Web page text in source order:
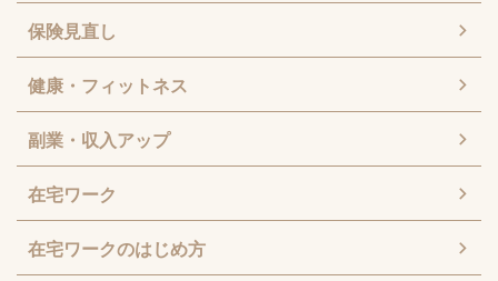
保険見直し
健康・フィットネス
副業・収入アップ
在宅ワーク
在宅ワークのはじめ方